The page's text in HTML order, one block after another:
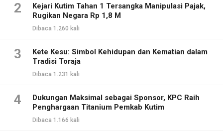
2
Kejari Kutim Tahan 1 Tersangka Manipulasi Pajak,
Rugikan Negara Rp 1,8 M
Dibaca 1.260 kali
3
Kete Kesu: Simbol Kehidupan dan Kematian dalam
Tradisi Toraja
Dibaca 1.231 kali
4
Dukungan Maksimal sebagai Sponsor, KPC Raih
Penghargaan Titanium Pemkab Kutim
Dibaca 1.166 kali